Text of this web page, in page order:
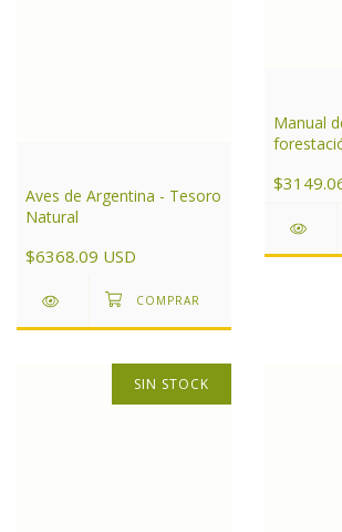
Aves de Argentina - Tesoro
Natural
$6368.09 USD
Manual
Argentina
SIN STOCK